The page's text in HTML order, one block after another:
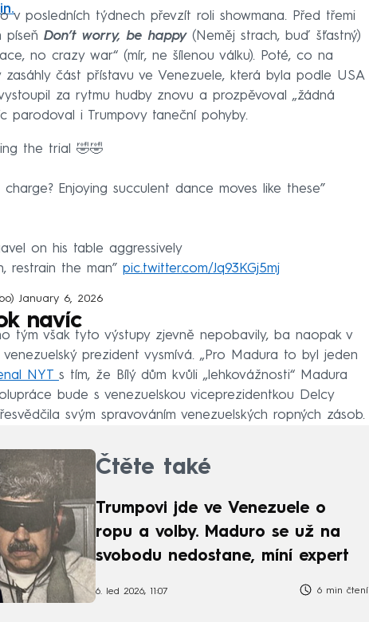
v posledních týdnech převzít roli showmana. Před třemi
píseň Don’t worry, be happy (Neměj strach, buď šťastný)
no crazy war“ (mír, ne šílenou válku). Poté, co na
část přístavu ve Venezuele, která byla podle USA
za rytmu hudby znovu a prozpěvoval „žádná
parodoval i Trumpovy taneční pohyby.
the trial 🤣🤣
Enjoying succulent dance moves like these”
on his table aggressively
restrain the man” pic.twitter.com/Jq93KGj5mj
January 6, 2026
navíc
tým však tyto výstupy zjevně nepobavily, ba naopak v
prezident vysmívá. „Pro Madura to byl jeden
NYT s tím, že Bílý dům kvůli „lehkovážnosti“ Madura
bude s venezuelskou viceprezidentkou Delcy
svým spravováním venezuelských ropných zásob.
Čtěte také
Trumpovi jde ve Venezuele o
ropu a volby. Maduro se už na
svobodu nedostane, míní expert
6. led 2026, 11:07 6 min čtení